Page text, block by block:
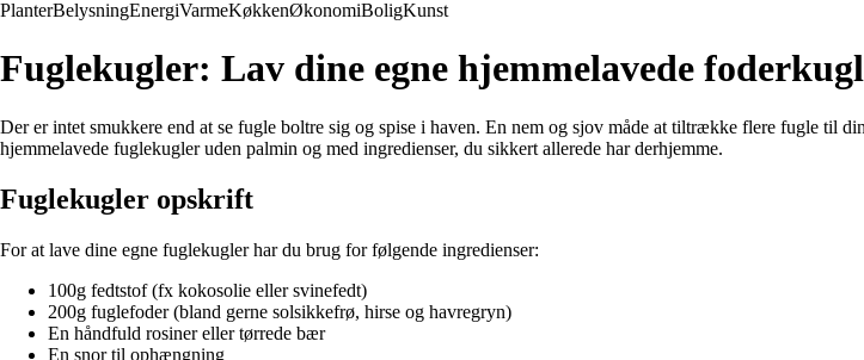
PlanterBelysningEnergiVarmeKøkkenØkonomiBoligKunst
Fuglekugler: Lav dine egne hjemmelavede
Der er intet smukkere end at se fugle boltre sig og spise i haven. En nem og sjov måde at tiltrække flere fugle til
hjemmelavede fuglekugler uden palmin og med ingredienser, du sikkert allerede har derhjemme.
Fuglekugler opskrift
For at lave dine egne fuglekugler har du brug for følgende ingredienser:
100g fedtstof (fx kokosolie eller svinefedt)
200g fuglefoder (bland gerne solsikkefrø, hirse og havregryn)
En håndfuld rosiner eller tørrede bær
En snor til ophængning